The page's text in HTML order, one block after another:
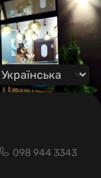
language
098 944 3343